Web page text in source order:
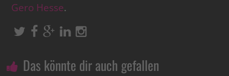
Gero Hesse.
Das könnte dir auch gefallen